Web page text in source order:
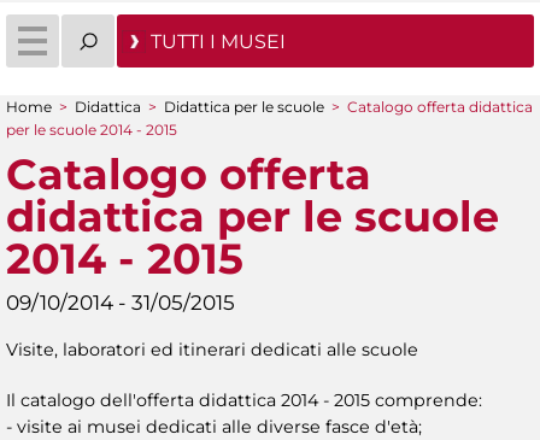
TUTTI I MUSEI
Tu sei qui
Home > Didattica > Didattica per le scuole > Catalogo offerta didattica
per le scuole 2014 - 2015
Catalogo offerta
didattica per le scuole
2014 - 2015
09/10/2014 - 31/05/2015
Visite, laboratori ed itinerari dedicati alle scuole
Il catalogo dell'offerta didattica 2014 - 2015 comprende:
- visite ai musei dedicati alle diverse fasce d'età;